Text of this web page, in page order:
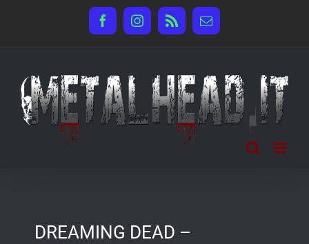
FacebookInstagram
Rss Email
DREAMING DEAD –